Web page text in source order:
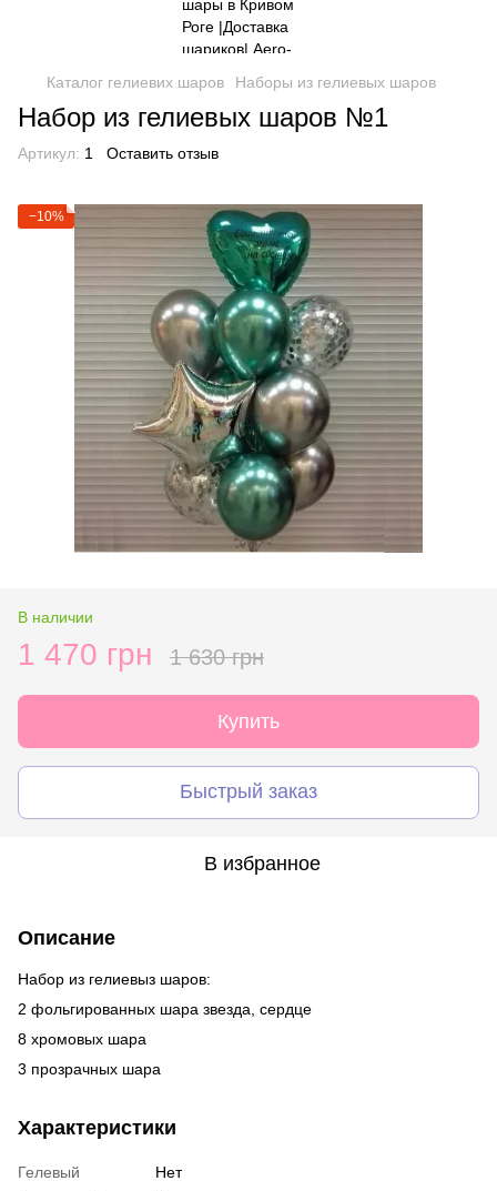
Каталог гелиевих шаров Наборы из гелиевых шаров
Набор из гелиевых шаров №1
Артикул: 1 Оставить отзыв
−10%
В наличии
1 470 грн 1 630 грн
Купить
Быстрый заказ
В избранное
Описание
Набор из гелиевыз шаров:
2 фольгированных шара звезда, сердце
8 хромовых шара
3 прозрачных шара
Характеристики
Гелевый
Нет